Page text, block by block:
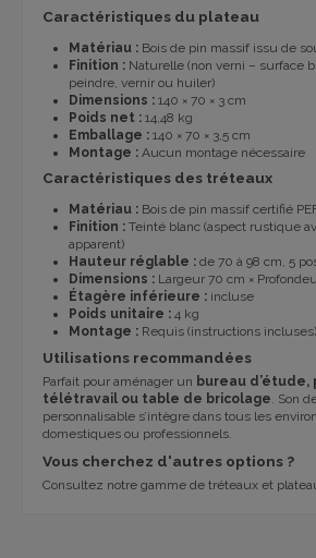
Caractéristiques du plateau
Matériau : Bois de pin massif issu de
Finition : Naturelle (non verni – surface
peindre, vernir ou huiler)
Dimensions : 140 × 70 × 3 cm
Poids net : 14,48 kg
Emballage : 140 × 70 × 3,5 cm
Montage : Aucun montage nécessaire
Caractéristiques des tréteaux
Matériau : Bois de pin massif certifié
Finition : Teinté blanc (aspect rustique
apparent)
Hauteur réglable : de 70 à 98 cm, 5
Dimensions : Largeur 70 cm ×
Étagère inférieure : incluse
Poids unitaire : 4 kg
Montage : Requis (instructions incluses)
Utilisations recommandées
Parfait pour aménager un bureau d’étude,
télétravail ou table de bricolage . Son
personnalisable s’intègre dans tous les
domestiques ou professionnels.
Vous cherchez d'autres options ?
Consultez notre gamme de tréteaux et